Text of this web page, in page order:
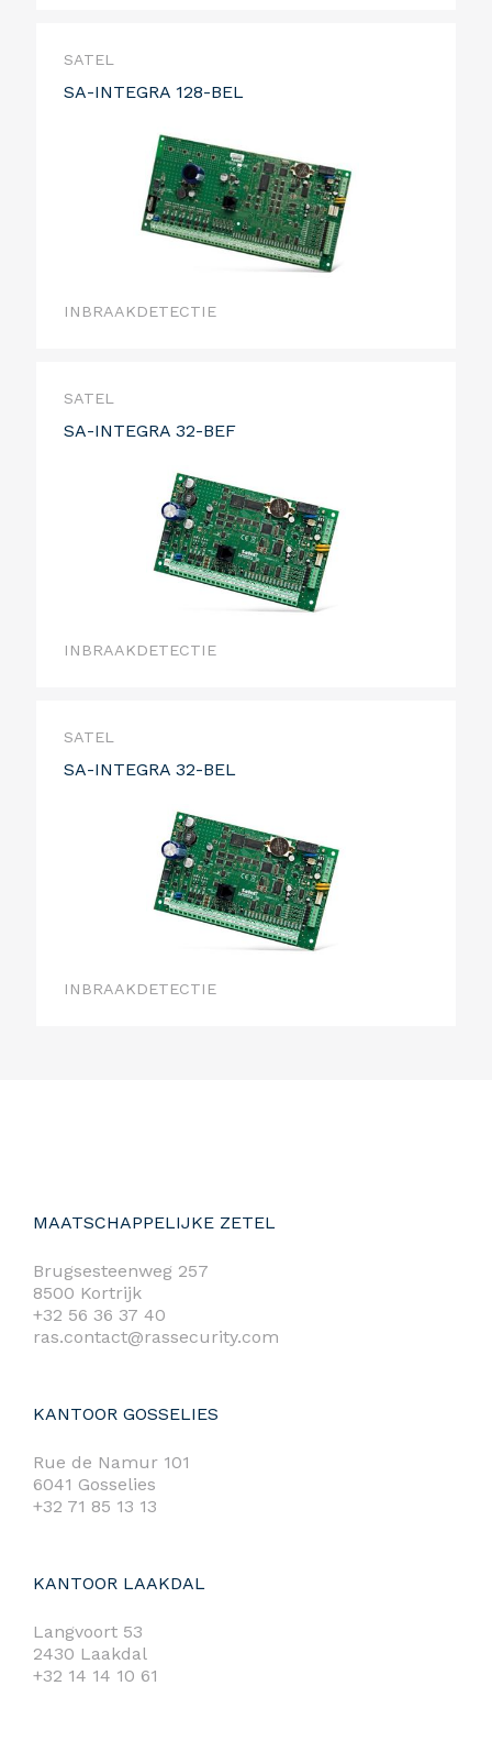
SATEL
SA-INTEGRA 128-BEL
INBRAAKDETECTIE
SATEL
SA-INTEGRA 32-BEF
INBRAAKDETECTIE
SATEL
SA-INTEGRA 32-BEL
INBRAAKDETECTIE
MAATSCHAPPELIJKE ZETEL
Brugsesteenweg 257
8500 Kortrijk
+32 56 36 37 40
ras.contact@rassecurity.com
KANTOOR GOSSELIES
Rue de Namur 101
6041 Gosselies
+32 71 85 13 13
KANTOOR LAAKDAL
Langvoort 53
2430 Laakdal
+32 14 14 10 61